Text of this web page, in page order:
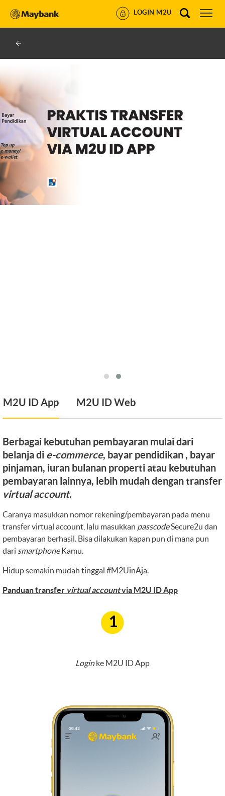
LOGIN M2U
M2U ID App M2U ID Web
Berbagai kebutuhan pembayaran mulai dari
belanja di e-commerce, bayar pendidikan , bayar
pinjaman, iuran bulanan properti atau kebutuhan
pembayaran lainnya, lebih mudah dengan transfer
virtual account.
Caranya masukkan nomor rekening/pembayaran pada menu
transfer virtual account, lalu masukkan passcodeSecure2u dan
pembayaran berhasil. Bisa dilakukan kapan pun di mana pun
dari smartphoneKamu.
Hidup semakin mudah tinggal #M2UinAja.
Panduan transfer virtual accountvia M2U ID App
1
Loginke M2U ID App